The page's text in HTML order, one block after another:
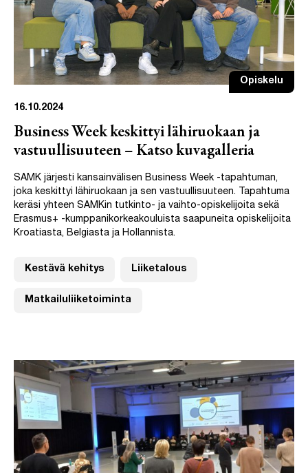
Opiskelu
16.10.2024
Business Week keskittyi lähiruokaan ja
vastuullisuuteen – Katso kuvagalleria
SAMK järjesti kansainvälisen Business Week -tapahtuman,
joka keskittyi lähiruokaan ja sen vastuullisuuteen. Tapahtuma
keräsi yhteen SAMKin tutkinto- ja vaihto-opiskelijoita sekä
Erasmus+ -kumppanikorkeakouluista saapuneita opiskelijoita
Kroatiasta, Belgiasta ja Hollannista.
Kestävä kehitys Liiketalous
Matkailuliiketoiminta